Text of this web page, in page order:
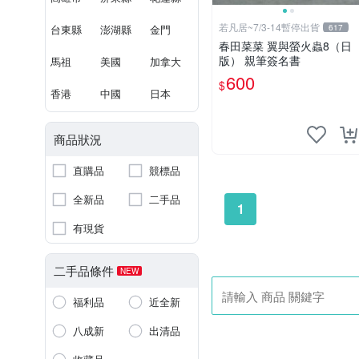
台東縣 澎湖縣 金門
馬祖 美國 加拿大
香港 中國 日本
商品狀況
直購品
競標品
全新品
二手品
有現貨
二手品條件 NEW
福利品
近全新
八成新
出清品
若凡居~7/3-14暫停出貨 617
春田菜菜 翼與螢火蟲8（日
版） 親筆簽名書
$600
1